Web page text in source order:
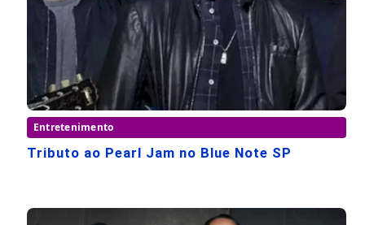
Entretenimento
Tributo ao Pearl Jam no Blue Note SP